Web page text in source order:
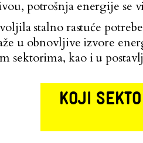
potrošnja energije se
stalno rastuće
u obnovljive izvore
sektorima, kao i u
KOJI